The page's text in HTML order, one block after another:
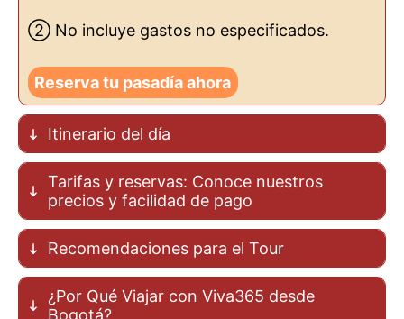
② No incluye gastos no especificados.
Reserva tu pasadía ahora
Itinerario del día
Tarifas y reservas: Conoce nuestros
precios y facilidad de pago
Recomendaciones para el Tour
¿Por Qué Viajar con Viva365 desde
Bogotá?